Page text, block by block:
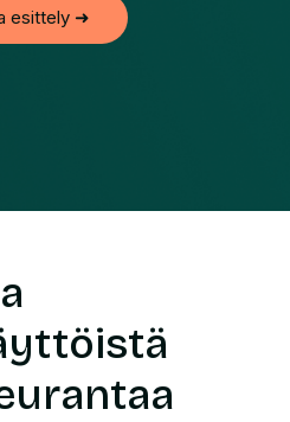
esittely ➜